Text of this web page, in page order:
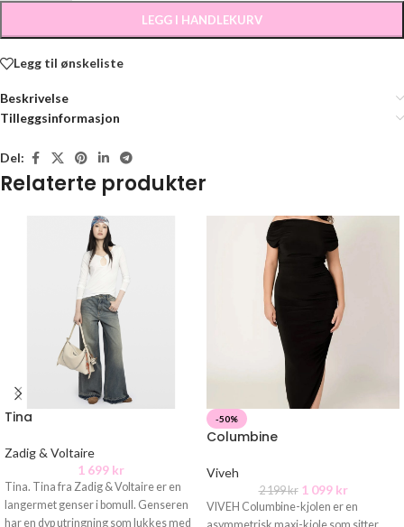
LEGG I HANDLEKURV
Legg til ønskeliste
Beskrivelse
Tilleggsinformasjon
Del:
Relaterte produkter
Tina
Zadig & Voltaire
1 699 kr
Tina. Tina fra Zadig & Voltaire er en
langermet genser i bomull. Genseren
har en dyp utringning som lukkes med
-50%
Columbine
Viveh
2 199kr 1 099 kr
VIVEH Columbine-kjolen er en